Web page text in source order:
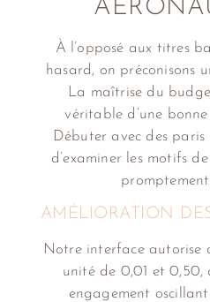
À l’opposé aux titres
hasard, on préconisons
La maîtrise du
véritable d’une bonne
Débuter avec des
d’examiner les motifs
AMÉLIORATION
Notre interface autorise
unité de 0,01 et 0,50,
engagement